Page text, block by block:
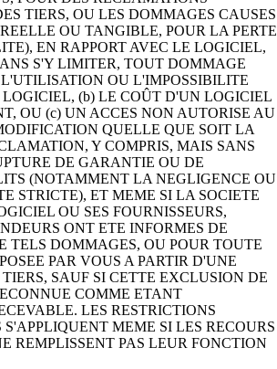
TIERS, OU LES DOMMAGES CAUSES
OU TANGIBLE, POUR LA PERTE
EN RAPPORT AVEC LE LOGICIEL,
S'Y LIMITER, TOUT DOMMAGE
OU L'IMPOSSIBILITE
(b) LE COÛT D'UN LOGICIEL
OU (c) UN ACCES NON AUTORISE AU
QUELLE QUE SOIT LA
Y COMPRIS, MAIS SANS
DE GARANTIE OU DE
(NOTAMMENT LA NEGLIGENCE OU
STRICTE), ET MEME SI LA SOCIETE
OU SES FOURNISSEURS,
ONT ETE INFORMES DE
TELS DOMMAGES, OU POUR TOUTE
PAR VOUS A PARTIR D'UNE
SAUF SI CETTE EXCLUSION DE
COMME ETANT
LES RESTRICTIONS
MEME SI LES RECOURS
REMPLISSENT PAS LEUR FONCTION